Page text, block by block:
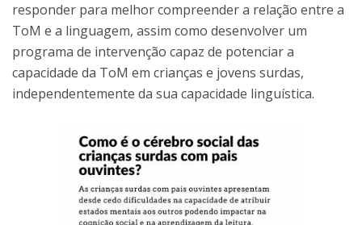
responder para melhor compreender a relação entre a
ToM e a linguagem, assim como desenvolver um
programa de intervenção capaz de potenciar a
capacidade da ToM em crianças e jovens surdas,
independentemente da sua capacidade linguística.